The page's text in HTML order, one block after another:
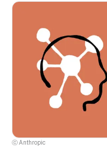
ⓒ Anthropic